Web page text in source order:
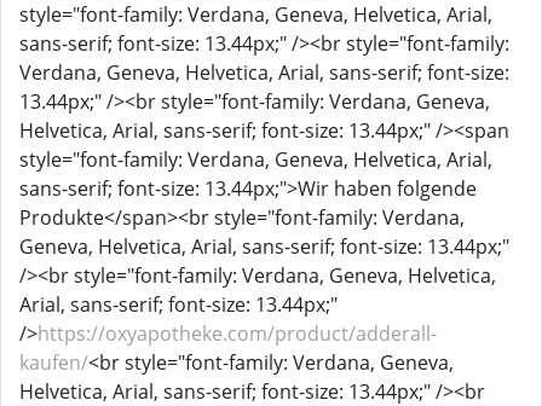
style="font-family: Verdana, Geneva, Helvetica, Arial,
sans-serif; font-size: 13.44px;" /><br style="font-family:
Verdana, Geneva, Helvetica, Arial, sans-serif; font-size:
13.44px;" /><br style="font-family: Verdana, Geneva,
Helvetica, Arial, sans-serif; font-size: 13.44px;" /><span
style="font-family: Verdana, Geneva, Helvetica, Arial,
sans-serif; font-size: 13.44px;">Wir haben folgende
Produkte</span><br style="font-family: Verdana,
Geneva, Helvetica, Arial, sans-serif; font-size: 13.44px;"
/><br style="font-family: Verdana, Geneva, Helvetica,
Arial, sans-serif; font-size: 13.44px;"
/>https://oxyapotheke.com/product/adderall-
kaufen/<br style="font-family: Verdana, Geneva,
Helvetica, Arial, sans-serif; font-size: 13.44px;" /><br